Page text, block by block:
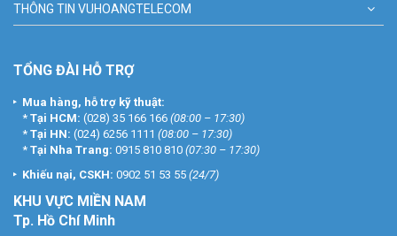
THÔNG TIN VUHOANGTELECOM
TỔNG ĐÀI HỖ TRỢ
Mua hàng, hỗ trợ kỹ thuật:
* Tại HCM: (028) 35 166 166 (08:00 – 17:30)
* Tại HN: (024) 6256 1111 (08:00 – 17:30)
* Tại Nha Trang: 0915 810 810 (07:30 – 17:30)
Khiếu nại, CSKH: 0902 51 53 55 (24/7)
KHU VỰC MIỀN NAM
Tp. Hồ Chí Minh